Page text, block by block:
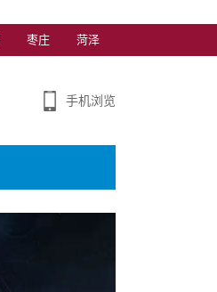
枣庄 菏泽
手机浏览